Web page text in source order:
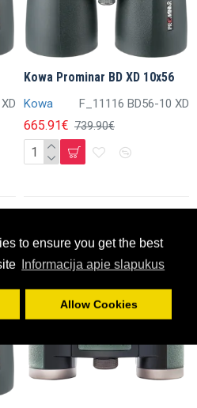
to ensure you get the best
Informacija apie slapukus
Allow Cookies
Kowa F_11116 BD56-10 XD
Kowa Prominar BD XD 10x56
665.91€ 739.90€